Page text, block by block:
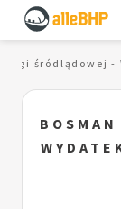
śródlądowej -